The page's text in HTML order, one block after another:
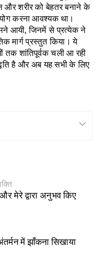
और शरीर को बेहतर बनाने के
करना आवश्यक था।
आयी, जिनमें से प्रत्येक ने
मार्ग प्रस्तुत किया। ये
तक शांतिपूर्वक चली आ रही
है और अब यह सभी के लिए
मेरे द्वारा अनुभव किए
में झाँकना सिखाया